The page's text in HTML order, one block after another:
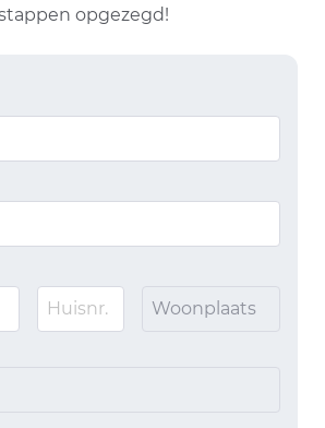
opgezegd!
Woonplaats